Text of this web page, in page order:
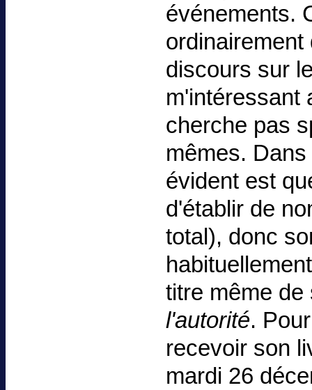
événements.
discours sur
m'intéressant
cherche pas
mêmes.
évident est
d'établir de
total), donc
titre même
l'autorité.
recevoir son
mardi 26